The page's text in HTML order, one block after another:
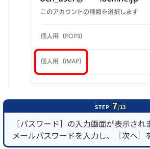
STEP 7/13
［パスワード］の入力画面が表示され
メールパスワードを入力し、［次へ］